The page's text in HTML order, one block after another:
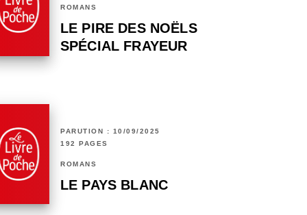
ROMANS
LE PIRE DES NOËLS
SPÉCIAL FRAYEUR
PARUTION : 10/09/2025
192 PAGES
ROMANS
LE PAYS BLANC